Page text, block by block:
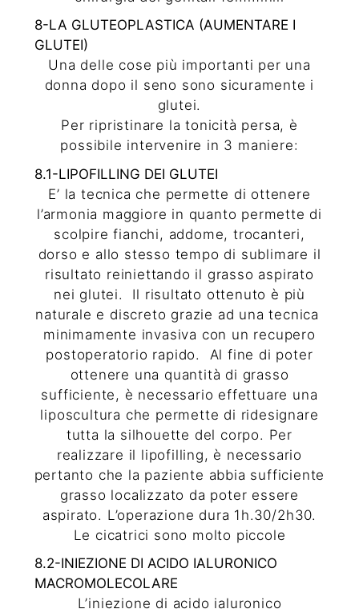
8-LA GLUTEOPLASTICA (AUMENTARE I
GLUTEI)
Una delle cose più importanti per una
donna dopo il seno sono sicuramente i
glutei.
Per ripristinare la tonicità persa, è
possibile intervenire in 3 maniere:
8.1-LIPOFILLING DEI GLUTEI
E’ la tecnica che permette di ottenere
l’armonia maggiore in quanto permette di
scolpire fianchi, addome, trocanteri,
dorso e allo stesso tempo di sublimare il
risultato reiniettando il grasso aspirato
nei glutei.
Il risultato ottenuto è più
naturale e discreto grazie ad una tecnica
minimamente invasiva con un recupero
postoperatorio rapido.
Al fine di poter
ottenere una quantità di grasso
sufficiente, è necessario effettuare una
liposcultura che permette di ridesignare
tutta la silhouette del corpo. Per
realizzare il lipofilling, è necessario
pertanto che la paziente abbia sufficiente
grasso localizzato da poter essere
aspirato. L’operazione dura 1h.30/2h30.
Le cicatrici sono molto piccole
8.2-INIEZIONE DI ACIDO IALURONICO
MACROMOLECOLARE
L’iniezione di acido ialuronico